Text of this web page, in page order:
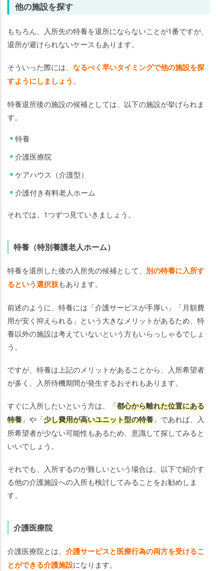
他の施設を探す
もちろん、入所先の特養を退所にならないことが1番ですが、
退所が避けられないケースもあります。
そういった際には、 なるべく早いタイミングで他の施設を探
すようにしましょう 。
特養退所後の施設の候補としては、以下の施設が挙げられま
す。
特養
介護医療院
ケアハウス（介護型）
介護付き有料老人ホーム
それでは、1つずつ見ていきましょう。
特養（特別養護老人ホーム）
特養を退所した後の入所先の候補として、 別の特養に入所す
るという選択肢もあります。
前述のように、特養には「介護サービスが手厚い」「月額費
用が安く抑えられる」という大きなメリットがあるため、特
養以外の施設は考えていないという方もいらっしゃるでしょ
う。
ですが、特養は上記のメリットがあることから、入所希望者
が多く、入所待機期間が発生するおそれもあります。
すぐに入所したいという方は、「都心から離れた位置にある
特養 」や「少し費用が高いユニット型の特養 」であれば、入
所希望者が少ない可能性もあるため、意識して探してみると
いいでしょう。
それでも、入所するのが難しいという場合は、以下で紹介す
る他の介護施設への入所も検討してみることをお勧めしま
す。
介護医療院
介護医療院とは、 介護サービスと医療行為の両方を受けるこ
とができる介護施設になります。